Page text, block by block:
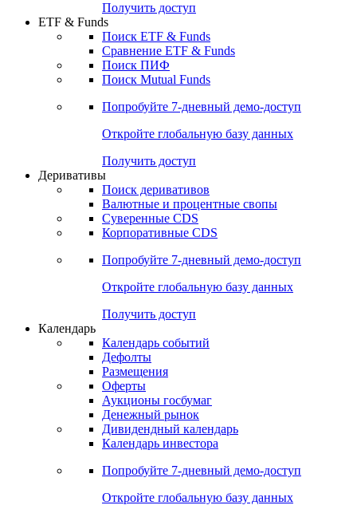
Получить доступ
ETF & Funds
Поиск ETF & Funds
Сравнение ETF & Funds
Поиск ПИФ
Поиск Mutual Funds
Попробуйте 7-дневный демо-доступ
Откройте глобальную базу данных
Получить доступ
Деривативы
Поиск деривативов
Валютные и процентные свопы
Суверенные CDS
Корпоративные CDS
Попробуйте 7-дневный демо-доступ
Откройте глобальную базу данных
Получить доступ
Календарь
Календарь событий
Дефолты
Размещения
Оферты
Аукционы госбумаг
Денежный рынок
Дивидендный календарь
Календарь инвестора
Попробуйте 7-дневный демо-доступ
Откройте глобальную базу данных